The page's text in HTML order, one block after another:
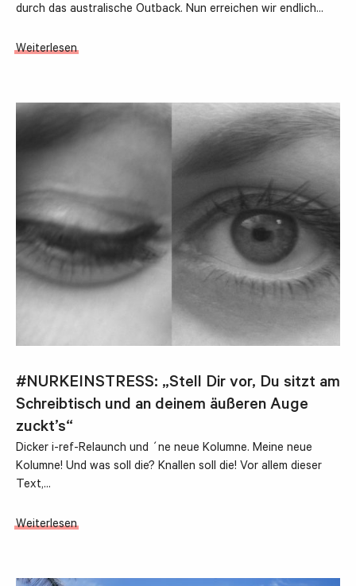
durch das australische Outback. Nun erreichen wir endlich…
Weiterlesen
#NURKEINSTRESS: „Stell Dir vor, Du sitzt am
Schreibtisch und an deinem äußeren Auge
zuckt’s“
Dicker i-ref-Relaunch und ´ne neue Kolumne. Meine neue
Kolumne! Und was soll die? Knallen soll die! Vor allem dieser
Text,…
Weiterlesen